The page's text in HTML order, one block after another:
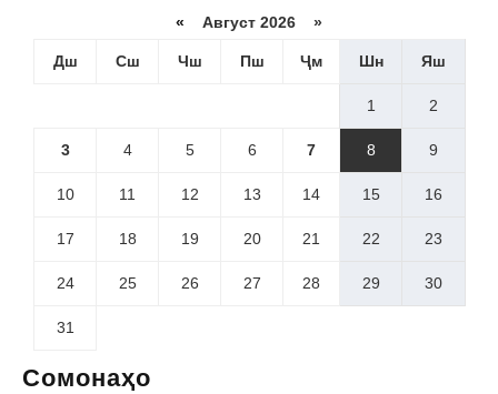
« Август 2026 »
Дш Сш Чш Пш Ҷм Шн Яш
1 2
3 4 5 6 7 8 9
10 11 12 13 14 15 16
17 18 19 20 21 22 23
24 25 26 27 28 29 30
31
Сомонаҳо